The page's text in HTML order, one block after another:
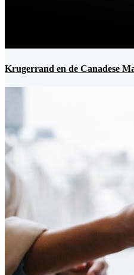
Krugerrand en de Canadese